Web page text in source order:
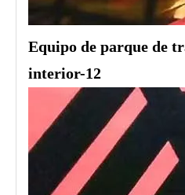
Equipo de parque de
interior-12